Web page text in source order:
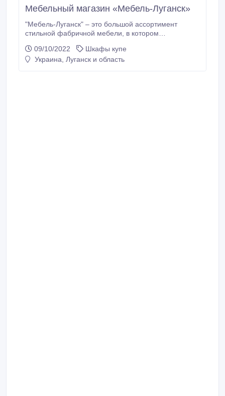
Мебельный магазин «Мебель-Луганск»
"Мебель-Луганск" – это большой ассортимент
стильной фабричной мебели, в котором
журнальные столы, комоды, компьютерные столы,
кровати, кухонные углы, матрасы, мягкая мебель и
09/10/2022
Шкафы купе
Украина, Луганск и область